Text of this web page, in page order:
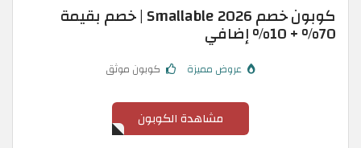
كوبون خصم Smallable 2026 | خصم بقيمة
70% + 10% إضافي
عروض مميزة كوبون موثق
مشاهدة الكوبون